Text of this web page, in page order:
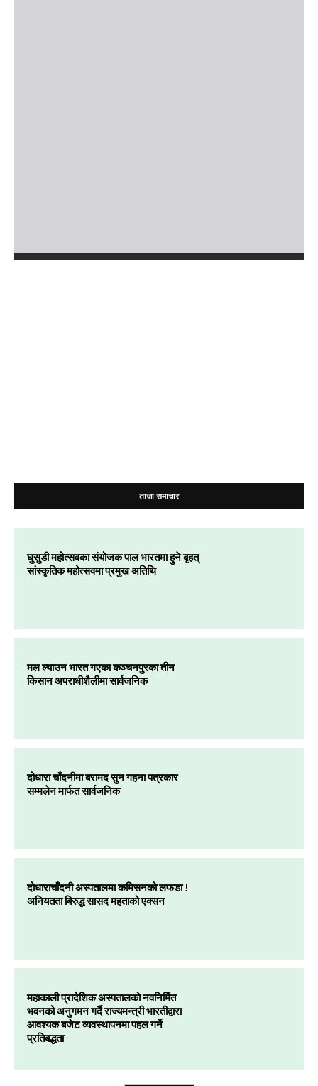
ताजा समाचार
घुसुडी महोत्सवका संयोजक पाल भारतमा हुने बृहत्
सांस्कृतिक महोत्सवमा प्रमुख अतिथि
मल ल्याउन भारत गएका कञ्चनपुरका तीन
किसान अपराधीशैलीमा सार्वजनिक
दोधारा चाँदनीमा बरामद सुन गहना पत्रकार
सम्मलेन मार्फत सार्वजनिक
दोधाराचाँदनी अस्पतालमा कमिसनको लफडा !
अनियतता बिरुद्ध सासद महताको एक्सन
महाकाली प्रादेशिक अस्पतालको नवनिर्मित
भवनको अनुगमन गर्दै राज्यमन्त्री भारतीद्वारा
आवश्यक बजेट व्यवस्थापनमा पहल गर्ने
प्रतिबद्धता